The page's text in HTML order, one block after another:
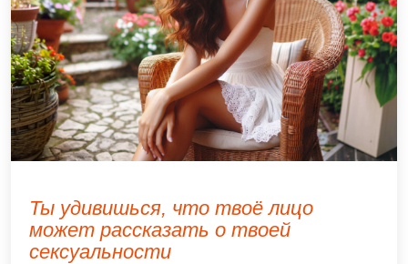
Ты удивишься, что твоё лицо
может рассказать о твоей
сексуальности